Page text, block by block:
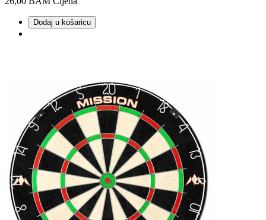
Dodaj u košaricu